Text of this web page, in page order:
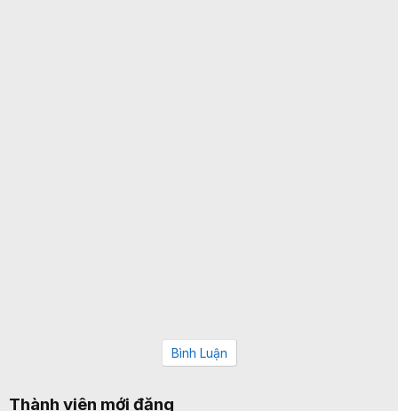
Bình Luận
Thành viên mới đăng